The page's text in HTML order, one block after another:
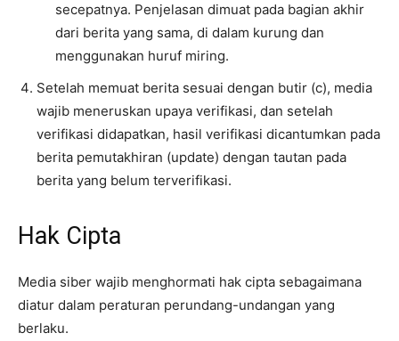
secepatnya. Penjelasan dimuat pada bagian akhir
dari berita yang sama, di dalam kurung dan
menggunakan huruf miring.
Setelah memuat berita sesuai dengan butir (c), media
wajib meneruskan upaya verifikasi, dan setelah
verifikasi didapatkan, hasil verifikasi dicantumkan pada
berita pemutakhiran (update) dengan tautan pada
berita yang belum terverifikasi.
Hak Cipta
Media siber wajib menghormati hak cipta sebagaimana
diatur dalam peraturan perundang-undangan yang
berlaku.